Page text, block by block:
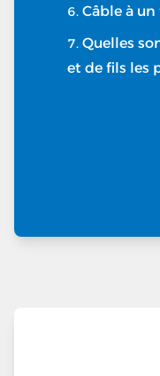
Câble à
Quelles
et de fils les